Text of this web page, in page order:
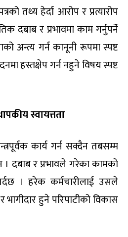
तथ्य हेर्दा आरोप र प्रत्यारोप
दबाब र प्रभावमा काम गर्नुपर्ने
अन्त्य गर्न कानूनी रूपमा स्पष्ट
हस्तक्षेप गर्न नहुने विषय स्पष्ट
स्वायत्तता
कार्य गर्न सक्दैन तबसम्म
दबाब र प्रभावले गरेका कामको
। हरेक कर्मचारीलाई उसले
हुने परिपाटीको विकास